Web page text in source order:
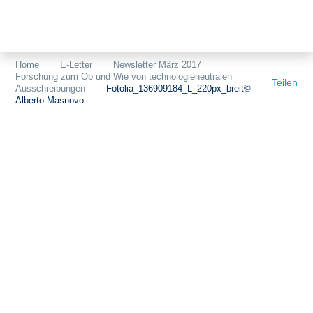
Europa
Publikationen
Home E-Letter
Newsletter März 2017
Forschung zum Ob und Wie von technologieneutralen
Ausschreibungen
Fotolia_136909184_L_220px_breit©
Alberto Masnovo
Teilen